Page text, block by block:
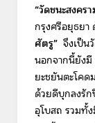
“วัดชนะสงคร
กรุงศรีอยุธยา
ศัตรู” จึงเป็น
นอกจากนี้ยัง
ยะชยันตะโค
ด้วยดีบุกลงรัก
อุโบสถ รวมทั้